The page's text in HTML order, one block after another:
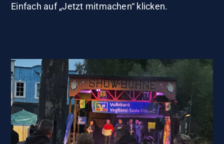
Einfach auf „Jetzt mitmachen“ klicken.